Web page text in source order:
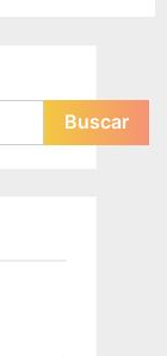
Buscar